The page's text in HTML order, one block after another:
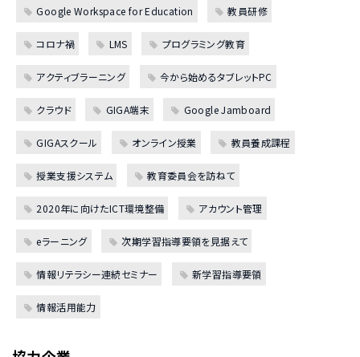
Google Workspace for Education 教員研修
コロナ禍 LMS プログラミング教育
アクティブラーニング 今から始めるタブレットPC
クラウド GIGA端末 Google Jamboard
GIGAスクール オンライン授業 教員養成課程
授業支援システム 教育委員会を訪ねて
2020年に向けたICT環境整備 アカウント管理
eラーニング 次期学習指導要領を見据えて
情報リテラシー連続セミナー 新学習指導要領
情報活用能力